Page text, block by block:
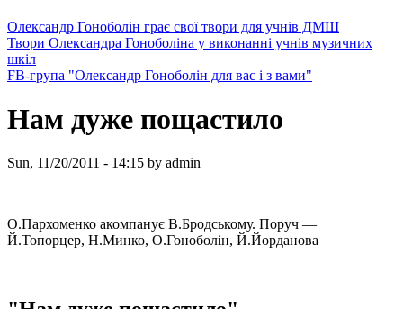
Олександр Гоноболін грає свої твори для учнів ДМШ
Твори Олександра Гоноболіна у виконанні учнів музичних
шкіл
FB-група "Олександр Гоноболін для вас і з вами"
Нам дуже пощастило
Sun, 11/20/2011 - 14:15 by admin
О.Пархоменко акомпанує В.Бродському. Поруч —
Й.Топорцер, Н.Минко, О.Гоноболін, Й.Йорданова